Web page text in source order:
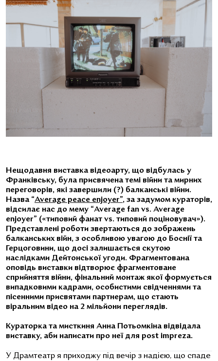
Нещодавня виставка відеоарту, що відбулась у
Франківську, була присвячена темі війни та мирних
переговорів, які завершили (?) балканські війни.
Назва “Average peace enjoyer”, за задумом кураторів,
відсилає нас до мему “Average fan vs. Average
enjoyer” («типовий фанат vs. типовий поціновувач»).
Представлені роботи звертаються до зображень
балканських війн, з особливою увагою до Боснії та
Герцоговини, що досі залишається скутою
наслідками Дейтонської угоди. Фрагментована
оповідь виставки відтворює фрагментоване
сприйняття війни, фінальний монтаж якої формується
випадковими кадрами, особистими свідченнями та
пісенними присвятами партнерам, що стають
віральним відео на 2 мільйони переглядів.
Кураторка та мисткиня Анна Потьомкіна відвідала
виставку, аби написати про неї для post impreza.
У Драмтеатр я приходжу під вечір з надією, що спаде